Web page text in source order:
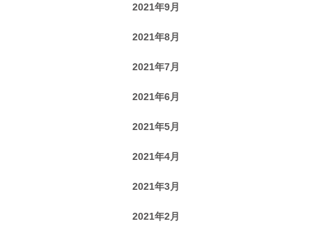
2021年9月
2021年8月
2021年7月
2021年6月
2021年5月
2021年4月
2021年3月
2021年2月